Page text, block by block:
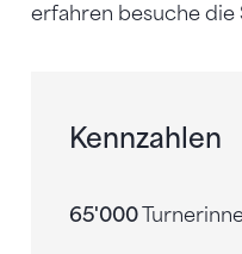
erfahren besuche die
Kennzahlen
65'000